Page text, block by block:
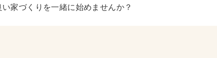
家づくりを一緒に始めませんか？